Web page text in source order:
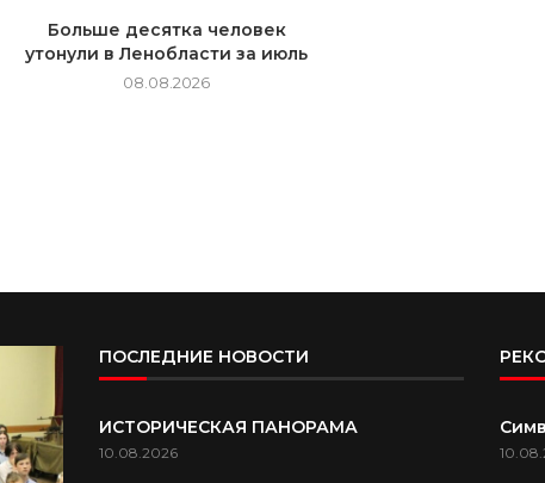
Больше десятка человек
утонули в Ленобласти за июль
08.08.2026
ПОСЛЕДНИЕ НОВОСТИ
ИСТОРИЧЕСКАЯ ПАНОРАМА
10.08.2026